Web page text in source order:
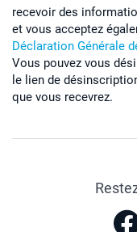
recevoir des
et vous acceptez
Déclaration Générale
Vous pouvez vous
le lien de
que vous recevrez.